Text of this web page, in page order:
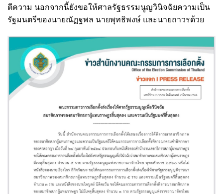
ตีความ นอกจากนี้ยังขอให้ศาลรัฐธรรมนูญวินิจฉัยความเป็น
รัฐมนตรีของนายณัฏฐพล นายพุทธิพงษ์ และนายถาวรด้วย